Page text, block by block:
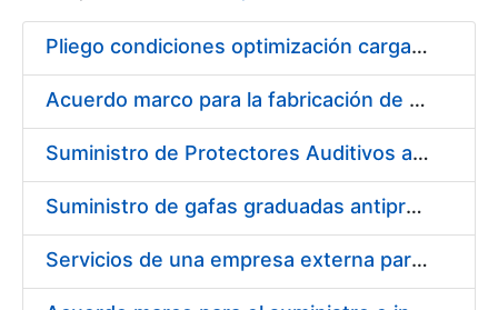
Pliego condiciones optimización cargas compras firmado
Acuerdo marco para la fabricación de piezas
Suministro de Protectores Auditivos a medida para las personas trabajadoras de los Centros de Trabajo de Madrid y Burgos
Suministro de gafas graduadas antiproyecciones para los trabajadores de la FNMT-RCM en los centros de trabajo de Madrid y Burgos
Servicios de una empresa externa para el asesoramiento y resolución de los recursos de alzada que se presentan relacionados con procesos de selección para la FNMT-RCM